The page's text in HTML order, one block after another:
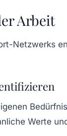
Arbeit
Netzwerks
Werte